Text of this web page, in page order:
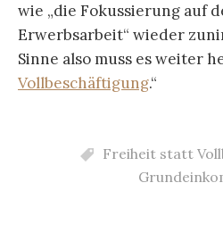
wie „die Fokussierung auf
Erwerbsarbeit“ wieder
Sinne also muss es weiter
Vollbeschäftigung.“
Freiheit statt